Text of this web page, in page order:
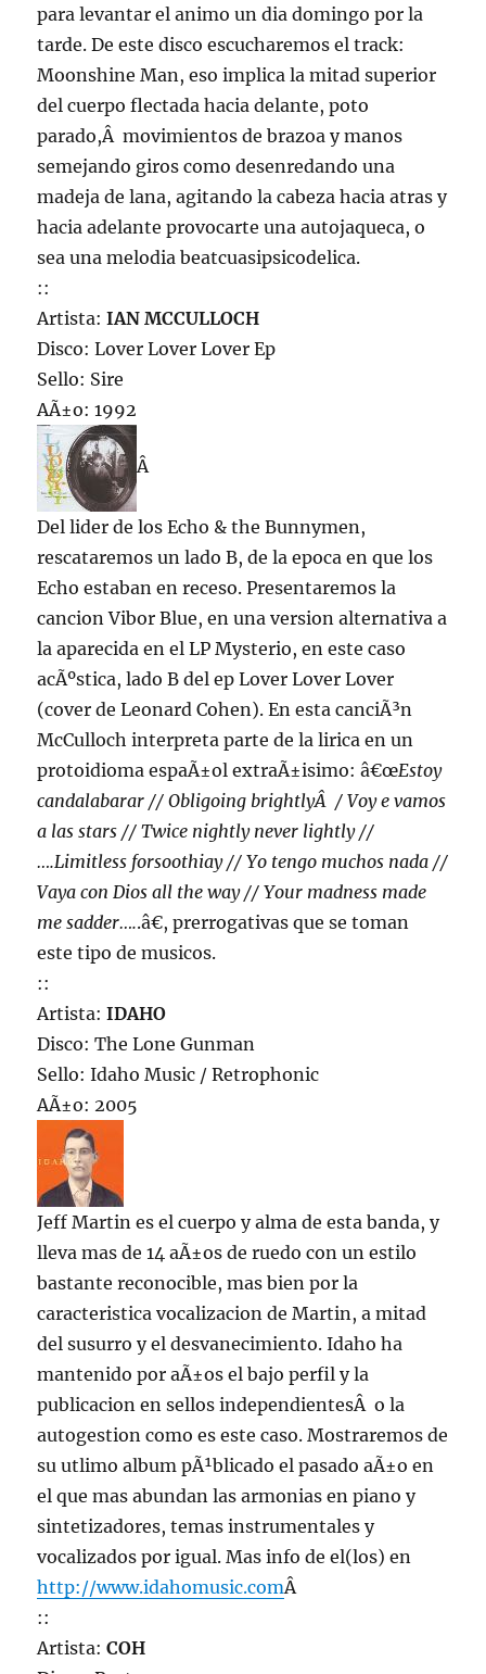
para levantar el animo un dia domingo por la
tarde. De este disco escucharemos el track:
Moonshine Man, eso implica la mitad superior
del cuerpo flectada hacia delante, poto
parado,Â movimientos de brazoa y manos
semejando giros como desenredando una
madeja de lana, agitando la cabeza hacia atras y
hacia adelante provocarte una autojaqueca, o
sea una melodia beatcuasipsicodelica.
::
Artista:IAN MCCULLOCH
Disco: Lover Lover Lover Ep
Sello: Sire
AÃ±o: 1992
Â
Del lider de los Echo & the Bunnymen,
rescataremos un lado B, de la epoca en que los
Echo estaban en receso. Presentaremos la
cancion Vibor Blue, en una version alternativa a
la aparecida en el LP Mysterio, en este caso
acÃºstica, lado B del ep Lover Lover Lover
(cover de Leonard Cohen). En esta canciÃ³n
McCulloch interpreta parte de la lirica en un
protoidioma espaÃ±ol extraÃ±isimo: â€œEstoy
candalabarar // Obligoing brightlyÂ / Voy e vamos
a las stars // Twice nightly never lightly //
….Limitless forsoothiay // Yo tengo muchos nada //
Vaya con Dios all the way // Your madness made
me sadder…..â€, prerrogativas que se toman
este tipo de musicos.
::
Artista:IDAHO
Disco: The Lone Gunman
Sello: Idaho Music / Retrophonic
AÃ±o: 2005
Jeff Martin es el cuerpo y alma de esta banda, y
lleva mas de 14 aÃ±os de ruedo con un estilo
bastante reconocible, mas bien por la
caracteristica vocalizacion de Martin, a mitad
del susurro y el desvanecimiento. Idaho ha
mantenido por aÃ±os el bajo perfil y la
publicacion en sellos independientesÂ o la
autogestion como es este caso. Mostraremos de
su utlimo album pÃ¹blicado el pasado aÃ±o en
el que mas abundan las armonias en piano y
sintetizadores, temas instrumentales y
vocalizados por igual. Mas info de el(los) en
http://www.idahomusic.comÂ
::
Artista:COH